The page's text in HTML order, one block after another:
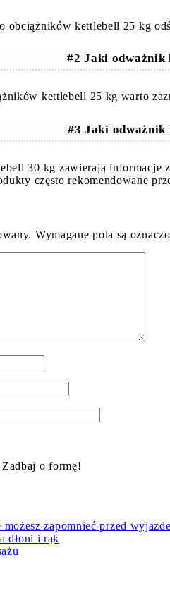
obciążników kettlebell 25 kg
#2 Jaki
kettlebell 25 kg warto
#3 Jaki
30 kg zawierają informacje
często rekomendowane
Wymagane pola są
o formę!
zapomnieć przed
dłoni i rąk